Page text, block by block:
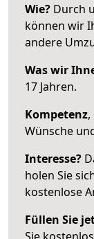
Wie? Durch
können wir
andere
Was wir
17 Jahren.
Kompetenz
Wünsche
Interesse?
holen Sie
kostenlose
Füllen Sie